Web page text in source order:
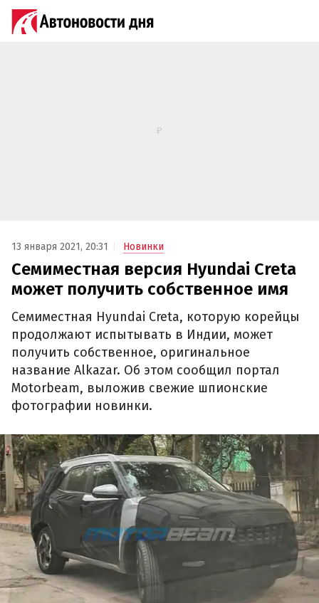
13 января 2021, 20:31 Новинки
Семиместная версия Hyundai Creta
может получить собственное имя
Семиместная Hyundai Creta, которую корейцы
продолжают испытывать в Индии, может
получить собственное, оригинальное
название Alkazar. Об этом сообщил портал
Motorbeam, выложив свежие шпионские
фотографии новинки.